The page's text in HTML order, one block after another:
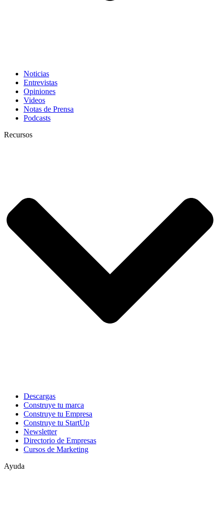
Noticias
Entrevistas
Opiniones
Videos
Notas de Prensa
Podcasts
Recursos
Descargas
Construye tu marca
Construye tu Empresa
Construye tu StartUp
Newsletter
Directorio de Empresas
Cursos de Marketing
Ayuda